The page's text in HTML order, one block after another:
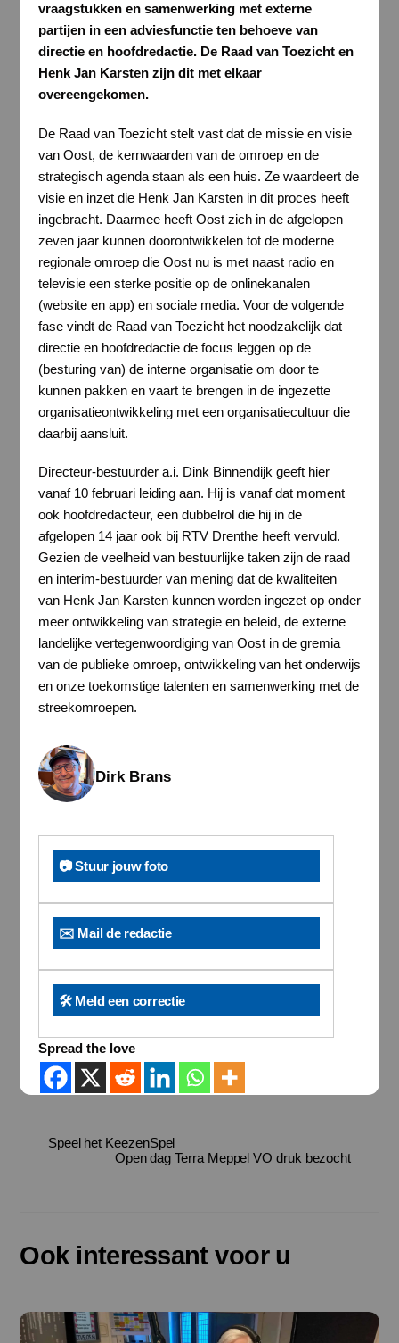
vraagstukken en samenwerking met externe
partijen in een adviesfunctie ten behoeve van
directie en hoofdredactie. De Raad van Toezicht en
Henk Jan Karsten zijn dit met elkaar
overeengekomen.
De Raad van Toezicht stelt vast dat de missie en visie
van Oost, de kernwaarden van de omroep en de
strategisch agenda staan als een huis. Ze waardeert de
visie en inzet die Henk Jan Karsten in dit proces heeft
ingebracht. Daarmee heeft Oost zich in de afgelopen
zeven jaar kunnen doorontwikkelen tot de moderne
regionale omroep die Oost nu is met naast radio en
televisie een sterke positie op de onlinekanalen
(website en app) en sociale media. Voor de volgende
fase vindt de Raad van Toezicht het noodzakelijk dat
directie en hoofdredactie de focus leggen op de
(besturing van) de interne organisatie om door te
kunnen pakken en vaart te brengen in de ingezette
organisatieontwikkeling met een organisatiecultuur die
daarbij aansluit.
Directeur-bestuurder a.i. Dink Binnendijk geeft hier
vanaf 10 februari leiding aan. Hij is vanaf dat moment
ook hoofdredacteur, een dubbelrol die hij in de
afgelopen 14 jaar ook bij RTV Drenthe heeft vervuld.
Gezien de veelheid van bestuurlijke taken zijn de raad
en interim-bestuurder van mening dat de kwaliteiten
van Henk Jan Karsten kunnen worden ingezet op onder
meer ontwikkeling van strategie en beleid, de externe
landelijke vertegenwoordiging van Oost in de gremia
van de publieke omroep, ontwikkeling van het onderwijs
en onze toekomstige talenten en samenwerking met de
streekomroepen.
Dirk Brans
📷 Stuur jouw foto
✉️ Mail de redactie
🛠️ Meld een correctie
Spread the love
Speel het KeezenSpel
Open dag Terra Meppel VO druk bezocht
Ook interessant voor u